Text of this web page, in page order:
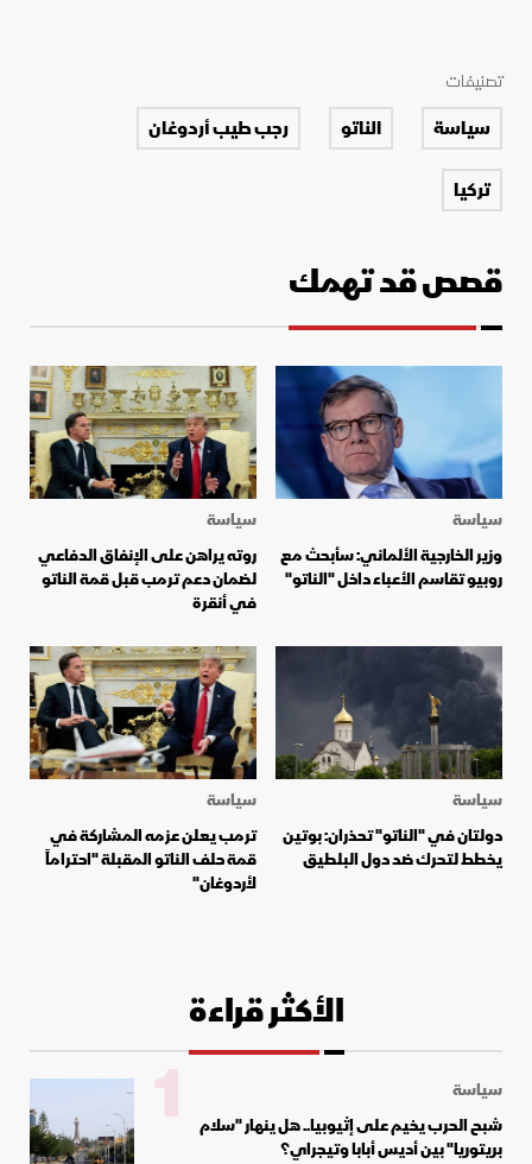
تصنيفات
سياسة الناتو
رجب طيب أردوغان
تركيا
قصص قد تهمك
سياسة
وزير الخارجية الألماني: سأبحث مع
روبيو تقاسم الأعباء داخل "الناتو"
سياسة
روته يراهن على الإنفاق الدفاعي
لضمان دعم ترمب قبل قمة الناتو
في أنقرة
سياسة
دولتان في "الناتو" تحذران: بوتين
يخطط لتحرك ضد دول البلطيق
سياسة
ترمب يعلن عزمه المشاركة في
قمة حلف الناتو المقبلة "احتراماً
لأردوغان"
الأكثر قراءة
سياسة
شبح الحرب يخيم على إثيوبيا.. هل ينهار "سلام
بريتوريا" بين أديس أبابا وتيجراي؟
1